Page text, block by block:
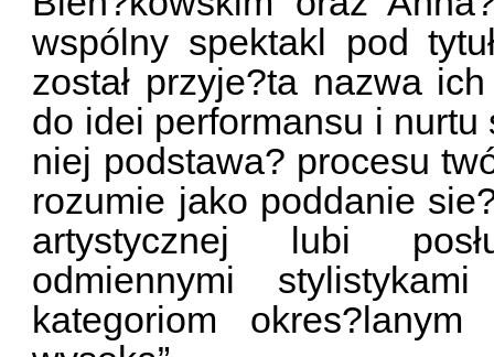
wspólny spektakl pod
został przyje?ta nazwa
do idei performansu i
niej podstawa? procesu
rozumie jako poddanie
artystycznej lubi
odmiennymi
kategoriom